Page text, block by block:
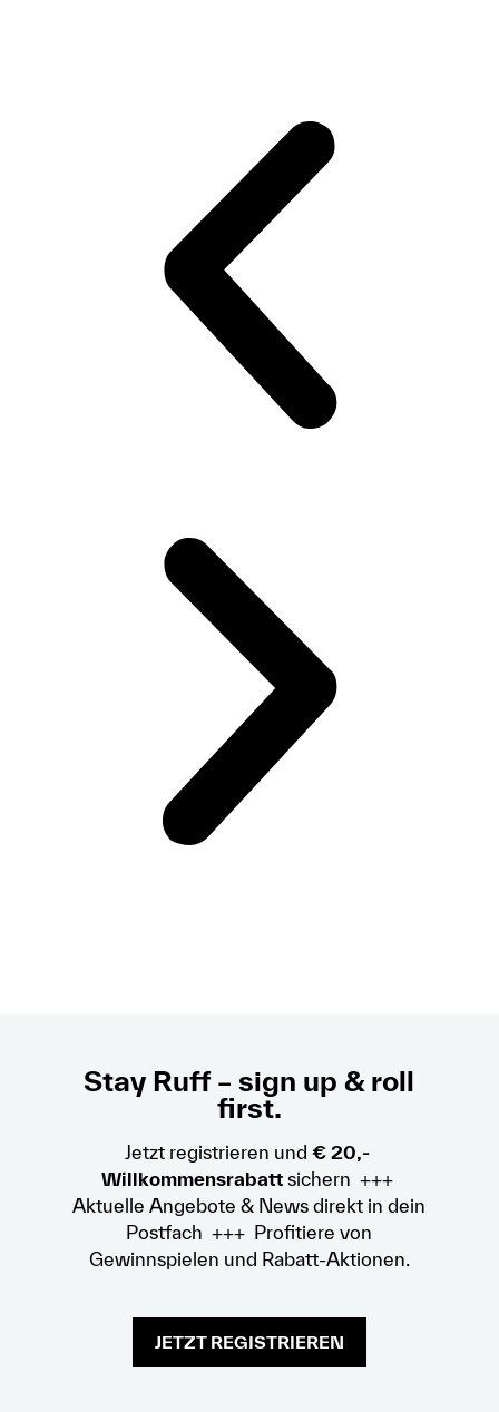
Stay Ruff – sign up & roll
first.
Jetzt registrieren und € 20,-
Willkommensrabattsichern +++
Aktuelle Angebote & News direkt in dein
Postfach +++ Profitiere von
Gewinnspielen und Rabatt-Aktionen.
JETZT REGISTRIEREN